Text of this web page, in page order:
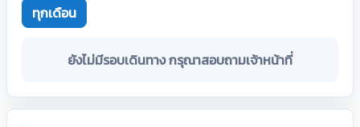
ทุกเดือน
ยังไม่มีรอบเดินทาง กรุณาสอบถามเจ้าหน้าที่